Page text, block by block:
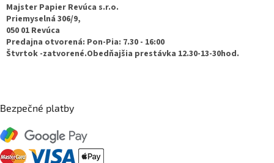
Majster Papier Revúca s.r.o.
Priemyselná 306/9,
050 01 Revúca
Predajna otvorená: Pon-Pia: 7.30 - 16:00
Štvrtok -zatvorené.Obedňajšia prestávka 12.30-13-30hod.
Bezpečné platby